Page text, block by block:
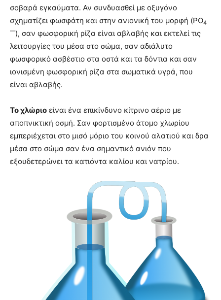
σοβαρά εγκαύματα. Αν συνδυασθεί με οξυγόνο
σχηματίζει φωσφάτη και στην ανιονική του μορφή (PO4
—), σαν φωσφορική ρίζα είναι αβλαβής και εκτελεί τις
λειτουργίες του μέσα στο σώμα, σαν αδιάλυτο
φωσφορικό ασβέστιο στα οστά και τα δόντια και σαν
ιονισμένη φωσφορική ρίζα στα σωματικά υγρά, που
είναι αβλαβής.
Το χλώριο είναι ένα επικίνδυνο κίτρινο αέριο με
αποπνικτική οσμή. Σαν φορτισμένο άτομο χλωρίου
εμπεριέχεται στο μισό μόριο του κοινού αλατιού και δρα
μέσα στο σώμα σαν ένα σημαντικό ανιόν που
εξουδετερώνει τα κατιόντα καλίου και νατρίου.